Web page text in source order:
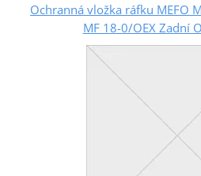
Ochranná vložka ráfku MEFO
MF 18-0/OEX Zadní